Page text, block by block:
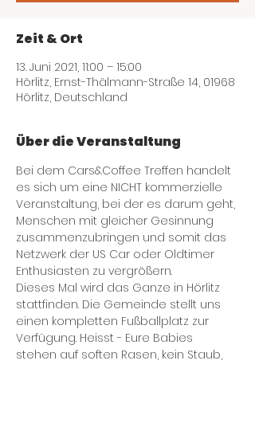
Zeit & Ort
13. Juni 2021, 11:00 – 15:00
Hörlitz, Ernst-Thälmann-Straße 14, 01968
Hörlitz, Deutschland
Über die Veranstaltung
Bei dem Cars&Coffee Treffen handelt
es sich um eine NICHT kommerzielle
Veranstaltung, bei der es darum geht,
Menschen mit gleicher Gesinnung
zusammenzubringen und somit das
Netzwerk der US Car oder Oldtimer
Enthusiasten zu vergrößern.
Dieses Mal wird das Ganze in Hörlitz
stattfinden. Die Gemeinde stellt uns
einen kompletten Fußballplatz zur
Verfügung. Heisst - Eure Babies
stehen auf soften Rasen, kein Staub,